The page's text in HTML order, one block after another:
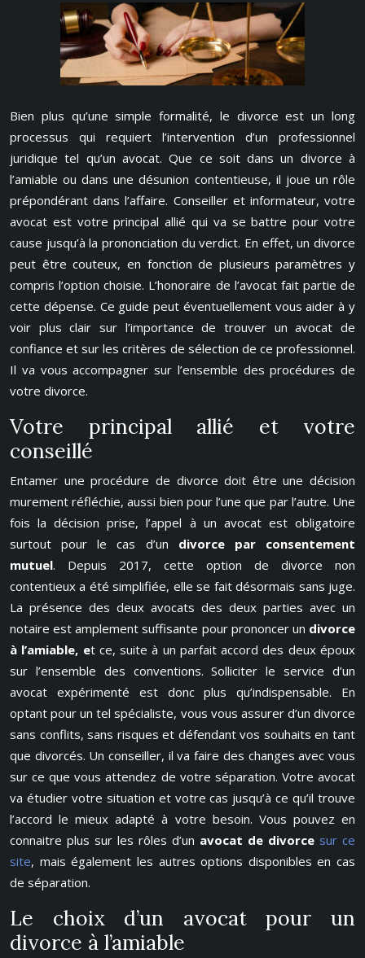
Bien plus qu’une simple formalité, le divorce est un long
processus qui requiert l’intervention d’un professionnel
juridique tel qu’un avocat. Que ce soit dans un divorce à
l’amiable ou dans une désunion contentieuse, il joue un rôle
prépondérant dans l’affaire. Conseiller et informateur, votre
avocat est votre principal allié qui va se battre pour votre
cause jusqu’à la prononciation du verdict. En effet, un divorce
peut être couteux, en fonction de plusieurs paramètres y
compris l’option choisie. L’honoraire de l’avocat fait partie de
cette dépense. Ce guide peut éventuellement vous aider à y
voir plus clair sur l’importance de trouver un avocat de
confiance et sur les critères de sélection de ce professionnel.
Il va vous accompagner sur l’ensemble des procédures de
votre divorce.
Votre principal allié et votre
conseillé
Entamer une procédure de divorce doit être une décision
murement réfléchie, aussi bien pour l’une que par l’autre. Une
fois la décision prise, l’appel à un avocat est obligatoire
surtout pour le cas d’un divorce par consentement
mutuel. Depuis 2017, cette option de divorce non
contentieux a été simplifiée, elle se fait désormais sans juge.
La présence des deux avocats des deux parties avec un
notaire est amplement suffisante pour prononcer un divorce
à l’amiable, et ce, suite à un parfait accord des deux époux
sur l’ensemble des conventions. Solliciter le service d’un
avocat expérimenté est donc plus qu’indispensable. En
optant pour un tel spécialiste, vous vous assurer d’un divorce
sans conflits, sans risques et défendant vos souhaits en tant
que divorcés. Un conseiller, il va faire des changes avec vous
sur ce que vous attendez de votre séparation. Votre avocat
va étudier votre situation et votre cas jusqu’à ce qu’il trouve
l’accord le mieux adapté à votre besoin. Vous pouvez en
connaitre plus sur les rôles d’un avocat de divorce sur ce
site, mais également les autres options disponibles en cas
de séparation.
Le choix d’un avocat pour un
divorce à l’amiable